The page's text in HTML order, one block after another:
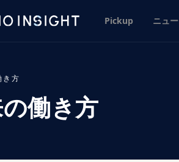
Pickup ニュ
き方
働き方